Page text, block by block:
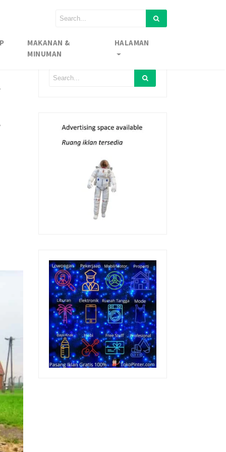
MAKANAN &
MINUMAN
HALAMAN